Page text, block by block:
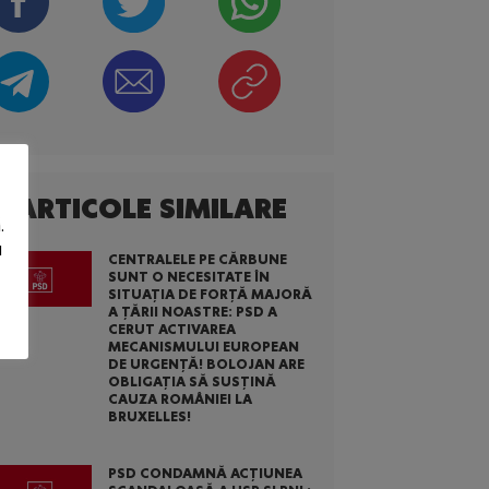
ARTICOLE SIMILARE
CENTRALELE PE CĂRBUNE
SUNT O NECESITATE ÎN
SITUAȚIA DE FORȚĂ MAJORĂ
A ȚĂRII NOASTRE: PSD A
CERUT ACTIVAREA
MECANISMULUI EUROPEAN
DE URGENȚĂ! BOLOJAN ARE
OBLIGAȚIA SĂ SUSȚINĂ
CAUZA ROMÂNIEI LA
BRUXELLES!
PSD CONDAMNĂ ACȚIUNEA